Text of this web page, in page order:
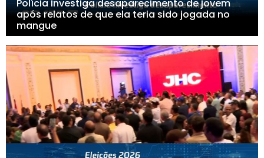
Polícia investiga desaparecimento de jovem
após relatos de que ela teria sido jogada no
mangue